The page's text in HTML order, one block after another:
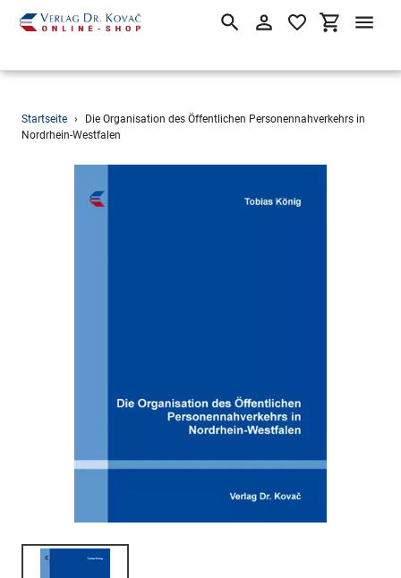
Direkt
zum
SuchenEinloggen
Startseite ›
Die Organisation des Öffentlichen Personennahverkehrs in
Nordrhein-Westfalen